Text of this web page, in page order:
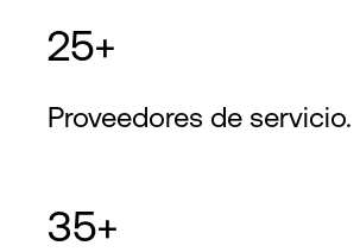
25+
Proveedores de servicio.
35+